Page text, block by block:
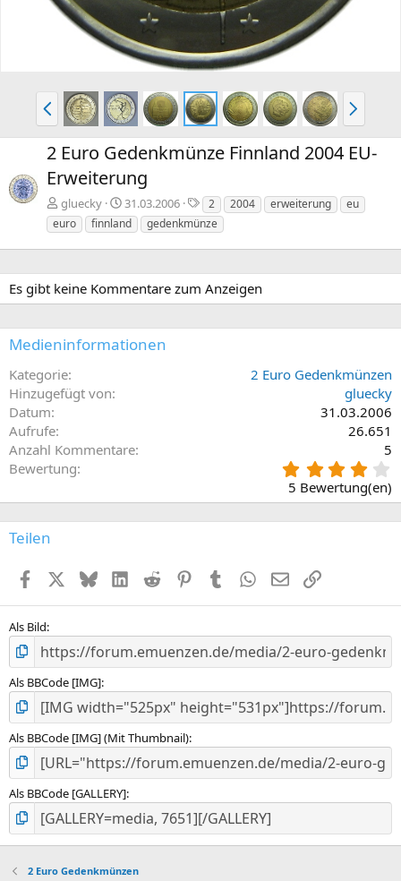
V
o
r
h
e
r
i
g
e
N
ä
c
h
t
e
2 Euro Gedenkmünze Finnland 2004 EU-
Erweiterung
gluecky 31.03.2006
S
c
h
l
g
w
r
2 2004 erweiterung
eu
euro
finnland gedenkmünze
Es gibt keine Kommentare zum Anzeigen
Medieninformationen
Kategorie
2 Euro Gedenkmünzen
Hinzugefügt von
gluecky
Datum
31.03.2006
Aufrufe
26.651
Anzahl Kommentare
5
Bewertung
2
(
5 Bewertung(en)
Teilen
FacebookX (Twitter)
BlueskyLinkedInReddit PinterestTumblr WhatsApp
E-MailLink
Als Bild
Als BBCode [IMG]
Als BBCode [IMG] (Mit Thumbnail)
Als BBCode [GALLERY]
2 Euro Gedenkmünzen